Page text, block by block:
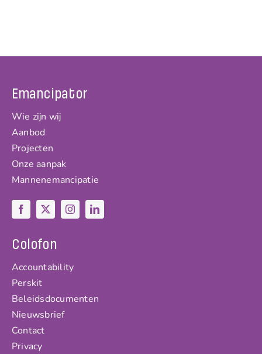
Emancipator
Wie zijn wij
Aanbod
Projecten
Onze aanpak
Mannenemancipatie
Colofon
Accountability
Perskit
Beleidsdocumenten
Nieuwsbrief
Contact
Privacy